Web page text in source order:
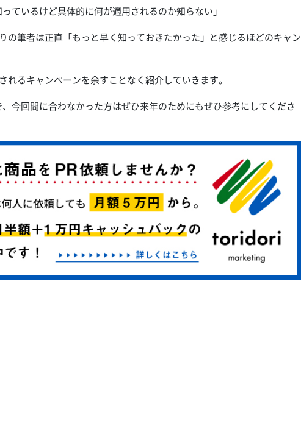
ているけど具体的に何が適用されるのか知らない」
筆者は正直「もっと早く知っておきたかった」と感じるほどのキャン
るキャンペーンを余すことなく紹介していきます。
今回間に合わなかった方はぜひ来年のためにもぜひ参考にしてくださ